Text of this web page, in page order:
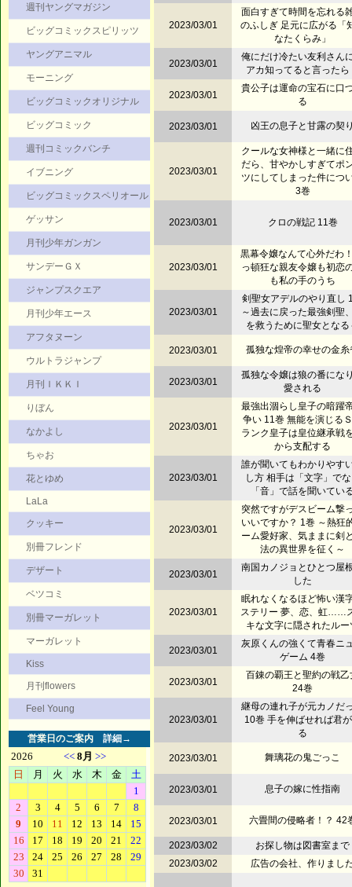
週刊ヤングマガジン
ビッグコミックスピリッツ
ヤングアニマル
モーニング
ビッグコミックオリジナル
ビッグコミック
週刊コミックバンチ
イブニング
ビッグコミックスペリオール
ゲッサン
月刊少年ガンガン
サンデーＧＸ
ジャンプスクエア
月刊少年エース
アフタヌーン
ウルトラジャンプ
月刊ＩＫＫＩ
りぼん
なかよし
ちゃお
花とゆめ
LaLa
クッキー
別冊フレンド
デザート
ベツコミ
別冊マーガレット
マーガレット
Kiss
月刊flowers
Feel Young
営業日のご案内 詳細→
2023/03/01
面白すぎて時間を忘れる
のふしぎ 足元に広がる「
なたくらみ」
2023/03/01
俺にだけ冷たい友利さん
アカ知ってると言ったら
2023/03/01
貴公子は運命の宝石に口
る
2023/03/01 凶王の息子と甘露の契
2023/03/01
クールな女神様と一緒に
だら、甘やかしすぎてポ
ツにしてしまった件につ
3巻
2023/03/01 クロの戦記 11巻
2023/03/01
黒幕令嬢なんて心外だわ
っ頓狂な親友令嬢も初恋
も私の手のうち
2023/03/01
剣聖女アデルのやり直し
～過去に戻った最強剣聖
を救うために聖女となる
2023/03/01 孤独な煌帝の幸せの金糸
2023/03/01
孤独な令嬢は狼の番にな
愛される
2023/03/01
最強出涸らし皇子の暗躍
争い 11巻 無能を演じる
ランク皇子は皇位継承戦
から支配する
2023/03/01
誰が聞いてもわかりやす
し方 相手は「文字」で
「音」で話を聞いてい
2023/03/01
突然ですがデスビーム撃
いいですか？ 1巻 ～熱狂
ーム愛好家、気ままに剣
法の異世界を征く～
2023/03/01
南国カノジョとひとつ屋
した
2023/03/01
眠れなくなるほど怖い漢
ステリー 夢、恋、虹……
キな文字に隠されたルー
2023/03/01
灰原くんの強くて青春ニ
ゲーム 4巻
2023/03/01
百錬の覇王と聖約の戦乙
24巻
2023/03/01
継母の連れ子が元カノだ
10巻 手を伸ばせれば君
る
2023/03/01 舞璃花の鬼ごっこ
2023/03/01 息子の嫁に性指南
2023/03/01 六畳間の侵略者！？ 42
2023/03/02
お探し物は図書室まで
2023/03/02
広告の会社、作りまし